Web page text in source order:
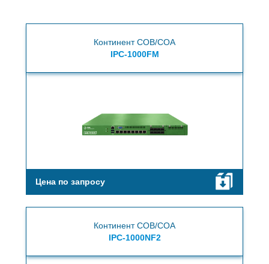
Континент СОВ/СОА
IPC-1000FM
Цена по запросу
Континент СОВ/СОА
IPC-1000NF2